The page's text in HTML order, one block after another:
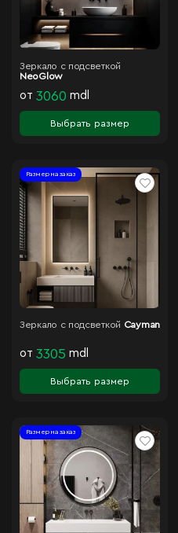
Зеркало с подсветкой
NeoGlow
от 3060 mdl
Выбрать размер
Размер на заказ
Зеркало с подсветкой Cayman
от 3305 mdl
Выбрать размер
Размер на заказ